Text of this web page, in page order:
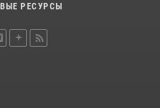
РЕСУРСЫ